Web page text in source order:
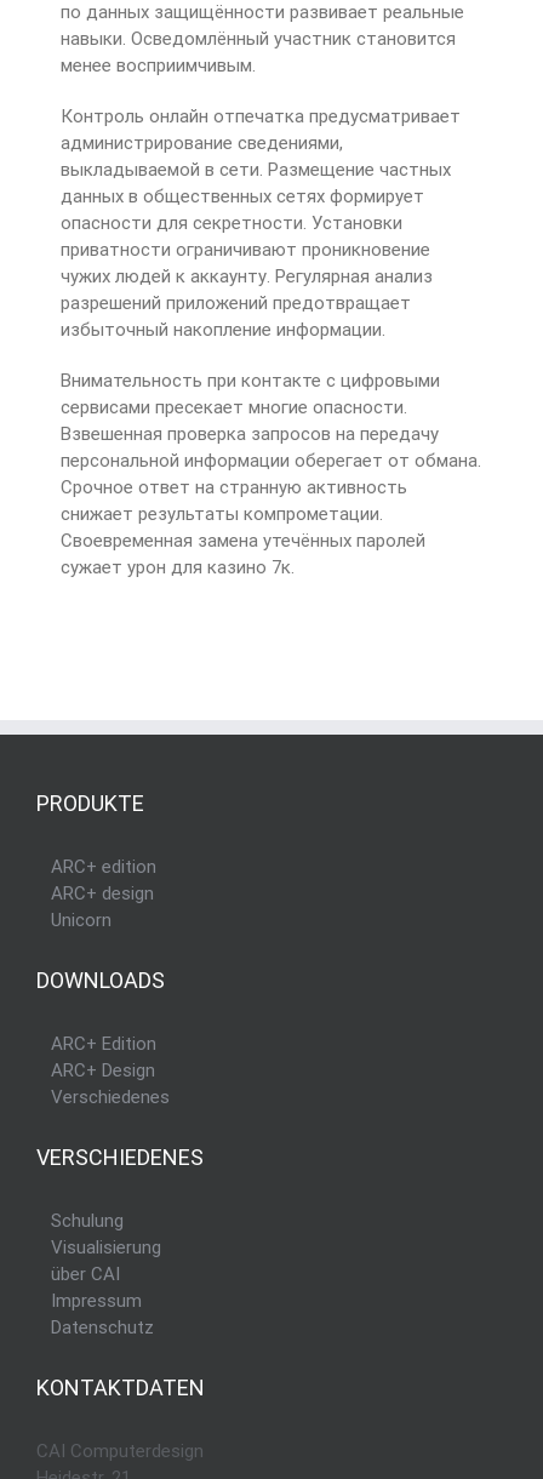
по данных защищённости развивает реальные
навыки. Осведомлённый участник становится
менее восприимчивым.
Контроль онлайн отпечатка предусматривает
администрирование сведениями,
выкладываемой в сети. Размещение частных
данных в общественных сетях формирует
опасности для секретности. Установки
приватности ограничивают проникновение
чужих людей к аккаунту. Регулярная анализ
разрешений приложений предотвращает
избыточный накопление информации.
Внимательность при контакте с цифровыми
сервисами пресекает многие опасности.
Взвешенная проверка запросов на передачу
персональной информации оберегает от обмана.
Срочное ответ на странную активность
снижает результаты компрометации.
Своевременная замена утечённых паролей
сужает урон для казино 7к.
PRODUKTE
ARC+ edition
ARC+ design
Unicorn
DOWNLOADS
ARC+ Edition
ARC+ Design
Verschiedenes
VERSCHIEDENES
Schulung
Visualisierung
über CAI
Impressum
Datenschutz
KONTAKTDATEN
CAI Computerdesign